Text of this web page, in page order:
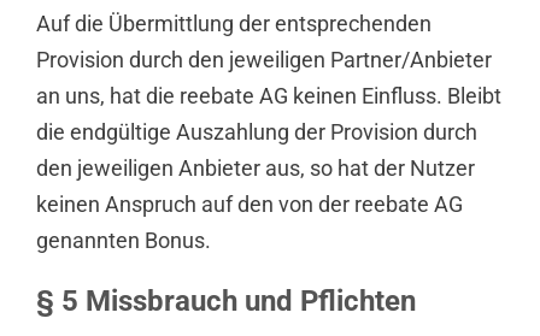
Auf die Übermittlung der entsprechenden
Provision durch den jeweiligen Partner/Anbieter
an uns, hat die reebate AG keinen Einfluss. Bleibt
die endgültige Auszahlung der Provision durch
den jeweiligen Anbieter aus, so hat der Nutzer
keinen Anspruch auf den von der reebate AG
genannten Bonus.
§ 5 Missbrauch und Pflichten